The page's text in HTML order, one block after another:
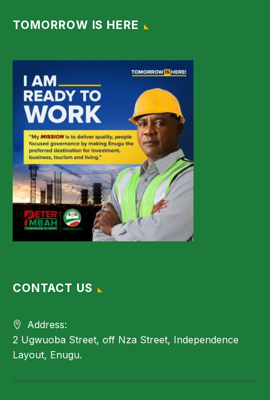
TOMORROW IS HERE
CONTACT US
Address:
2 Ugwuoba Street, off Nza Street, Independence
Layout, Enugu.